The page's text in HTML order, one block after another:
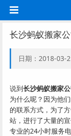
长沙蚂蚁搬家
日期：2018-03-
说到长沙蚂蚁搬家
为什么呢？因为他
的联系方式，为了
站，进行了大量的
专业的24小时服务